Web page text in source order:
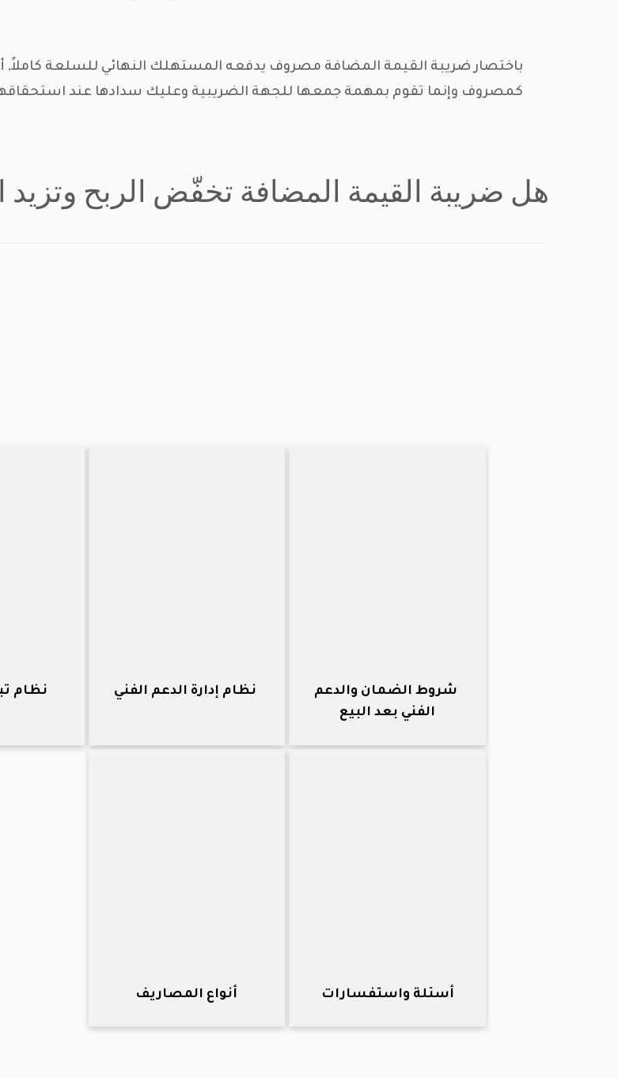
باختصار ضريبة القيمة المضافة مصروف يدفعه المستهلك النهائي للسلعة كاملاً,
كمصروف وإنما تقوم بمهمة جمعها للجهة الضريبية وعليك سدادها عند
هل ضريبة القيمة المضافة تخفّض الربح
شروط الضمان والدعم
الفني بعد البيع
نظام إدارة الدعم الفني نظام
أسئلة واستفسارات أنواع المصاريف